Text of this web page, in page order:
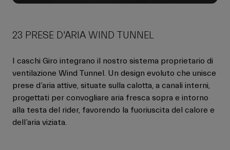
23 PRESE D'ARIA WIND TUNNEL
I caschi Giro integrano il nostro sistema proprietario di
ventilazione Wind Tunnel. Un design evoluto che unisce
prese d’aria attive, situate sulla calotta, a canali interni,
progettati per convogliare aria fresca sopra e intorno
alla testa del rider, favorendo la fuoriuscita del calore e
dell’aria viziata.